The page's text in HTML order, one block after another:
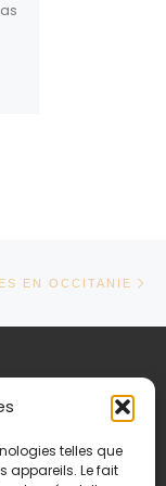
telles que
appareils. Le fait
EN OCCITANIE